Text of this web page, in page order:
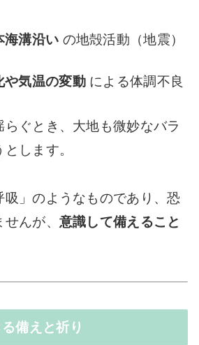
海溝沿い の地殻活動（地震）
や気温の変動による体調不良
ぐとき、大地も微妙なバラ
します。
吸」のようなものであり、恐
んが、 意識して備えること
備えと祈り